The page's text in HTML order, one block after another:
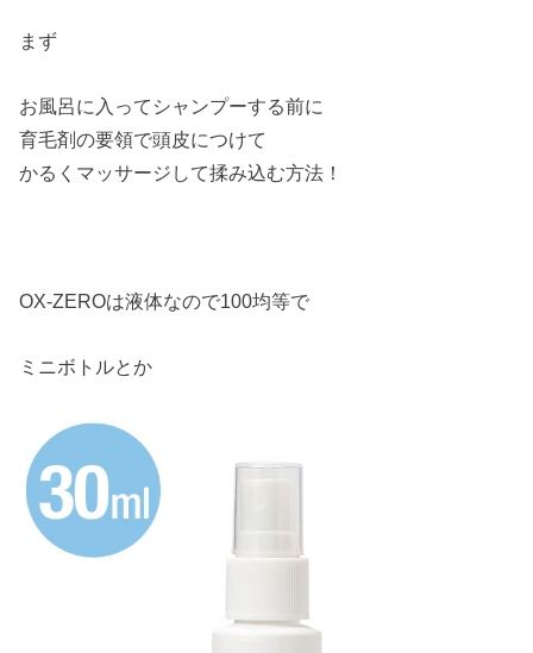
まず
お風呂に入ってシャンプーする前に
育毛剤の要領で頭皮につけて
かるくマッサージして揉み込む方法！
OX-ZEROは液体なので100均等で
ミニボトルとか